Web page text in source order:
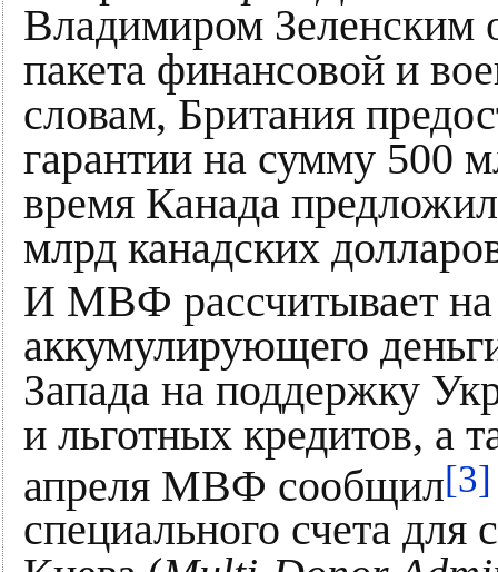
Владимиром Зеленским
пакета финансовой и
словам, Британия
гарантии на сумму 500
время Канада
млрд канадских
И МВФ рассчитывает на
аккумулирующего
Запада на поддержку
и льготных кредитов, а
апреля МВФ сообщил[3]
специального счета для